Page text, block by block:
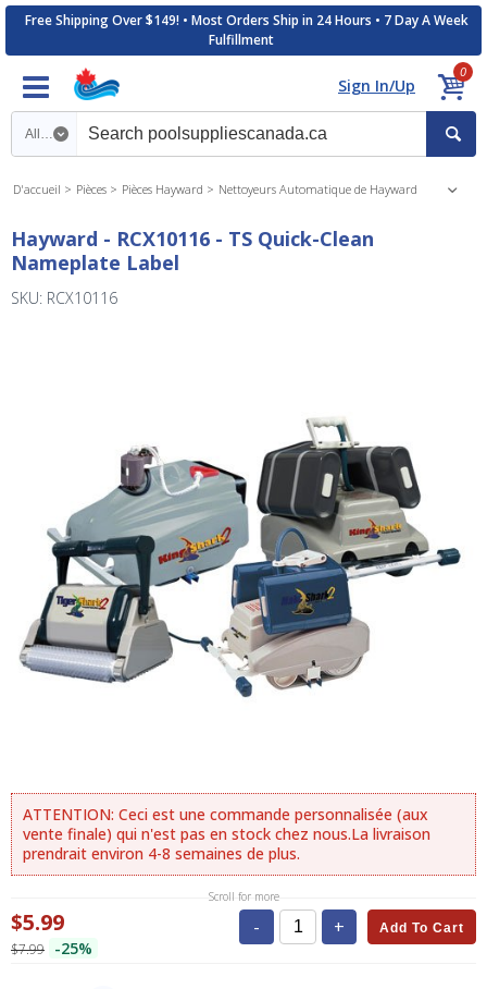
Free Shipping Over $149! • Most Orders Ship in 24 Hours • 7 Day A Week
Fulfillment
Sign In/Up
0
Search category
D'accueil Pièces Pièces Hayward Nettoyeurs Automatique de Hayward
Hayward - RCX10116 - TS Quick-Clean
Nameplate Label
SKU: RCX10116
ATTENTION: Ceci est une commande personnalisée (aux
vente finale) qui n'est pas en stock chez nous.La livraison
prendrait environ 4-8 semaines de plus.
Scroll for more
$5.99
$7.99 -25%
- + Add To Cart